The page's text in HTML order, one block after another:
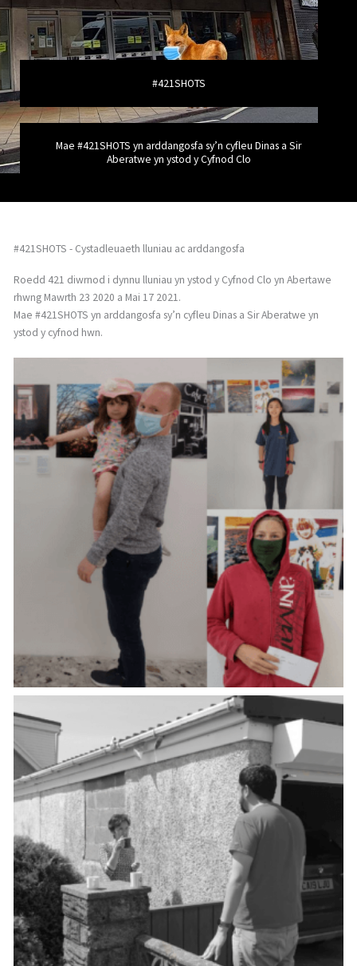
#421SHOTS
Mae #421SHOTS yn arddangosfa sy’n cyfleu Dinas a Sir
Aberatwe yn ystod y Cyfnod Clo
#421SHOTS - Cystadleuaeth lluniau ac arddangosfa
Roedd 421 diwrnod i dynnu lluniau yn ystod y Cyfnod Clo yn Abertawe
rhwng Mawrth 23 2020 a Mai 17 2021.
Mae #421SHOTS yn arddangosfa sy’n cyfleu Dinas a Sir Aberatwe yn
ystod y cyfnod hwn.